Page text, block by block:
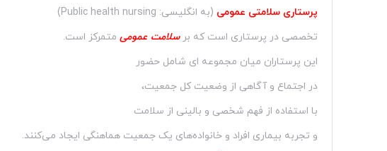
پرستاری سلامتی عمومی (به انگلیسی: Public health nursing
)
تخصصی در پرستاری است که برسلامت عمومی متمرکز است.
این پرستاران میان مجموعه ای شامل حضور
در اجتماع و آگاهی از وضعیت کل جمعیت،
با استفاده از فهم شخصی و بالینی از سلامت
و تجربه بیماری افراد و خانواده‌های یک جمعیت هماهنگی ایجاد می‌کنند.